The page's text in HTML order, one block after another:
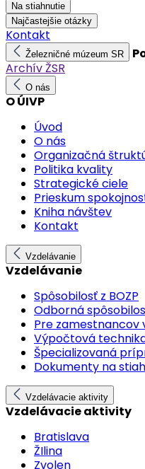
Na stiahnutie
Najčastejšie otázky
Kontakt
Železničné múzeum SR
Archív ŽSR
O nás
O ÚIVP
Úvod
O nás
Organizačná
Politika kvality
Strategické ciele
Prieskum
Kniha návštev
Kontakt
Vzdelávanie
Vzdelávanie
Spôsobilosť z BOZP
Odborná
Pre zamestnancov
Výpočtová
Špecializovaná
Dokumenty na
Vzdelávacie aktivity
Vzdelávacie aktivity
Bratislava
ŽIlina
Zvolen